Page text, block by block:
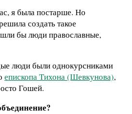
я была постарше. Но
создать такое
бы люди православные,
люди были однокурсниками
епископа Тихона (Шевкунова),
Гошей.